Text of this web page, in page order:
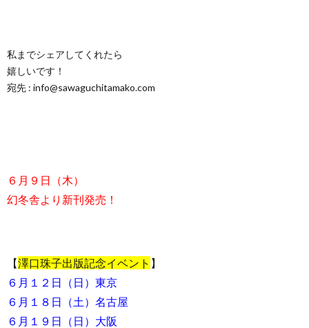
私までシェアしてくれたら
嬉しいです！
宛先 : info@sawaguchitamako.com
６月９日（木）
幻冬舎より新刊発売！
【澤口珠子出版記念イベント 】
６月１２日（日）東京
６月１８日（土）名古屋
６月１９日（日）大阪